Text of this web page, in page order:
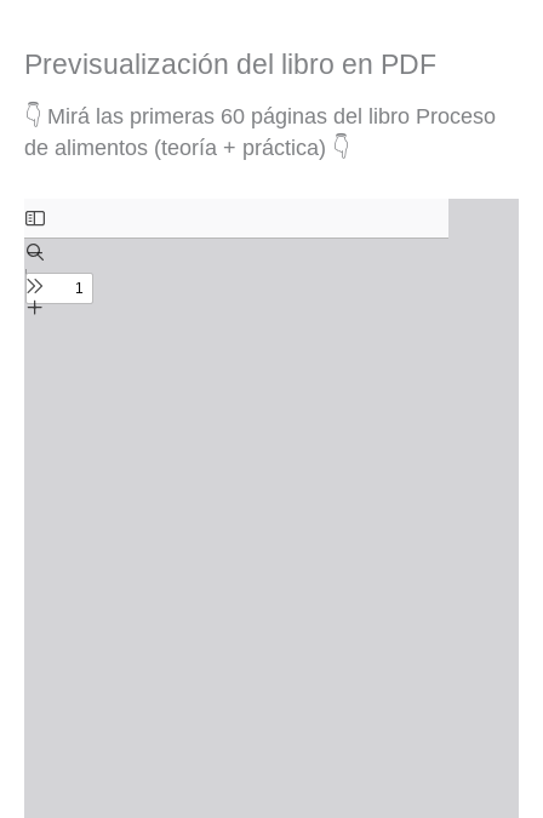
Previsualización del libro en PDF
👇 Mirá las primeras 60 páginas del libro Proceso
de alimentos (teoría + práctica) 👇